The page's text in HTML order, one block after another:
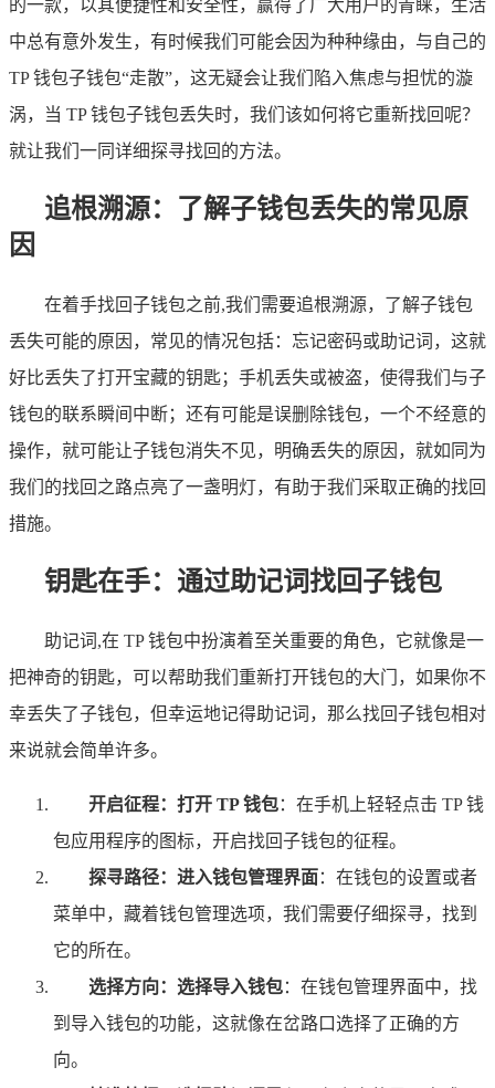
的一款，以其便捷性和安全性，赢得了广大用户的青睐，生活
中总有意外发生，有时候我们可能会因为种种缘由，与自己的
TP 钱包子钱包“走散”，这无疑会让我们陷入焦虑与担忧的漩
涡，当 TP 钱包子钱包丢失时，我们该如何将它重新找回呢？
就让我们一同详细探寻找回的方法。
追根溯源：了解子钱包丢失的常见原
因
在着手找回子钱包之前,我们需要追根溯源，了解子钱包
丢失可能的原因，常见的情况包括：忘记密码或助记词，这就
好比丢失了打开宝藏的钥匙；手机丢失或被盗，使得我们与子
钱包的联系瞬间中断；还有可能是误删除钱包，一个不经意的
操作，就可能让子钱包消失不见，明确丢失的原因，就如同为
我们的找回之路点亮了一盏明灯，有助于我们采取正确的找回
措施。
钥匙在手：通过助记词找回子钱包
助记词,在 TP 钱包中扮演着至关重要的角色，它就像是一
把神奇的钥匙，可以帮助我们重新打开钱包的大门，如果你不
幸丢失了子钱包，但幸运地记得助记词，那么找回子钱包相对
来说就会简单许多。
开启征程：打开 TP 钱包：在手机上轻轻点击 TP 钱
包应用程序的图标，开启找回子钱包的征程。
探寻路径：进入钱包管理界面：在钱包的设置或者
菜单中，藏着钱包管理选项，我们需要仔细探寻，找到
它的所在。
选择方向：选择导入钱包：在钱包管理界面中，找
到导入钱包的功能，这就像在岔路口选择了正确的方
向。